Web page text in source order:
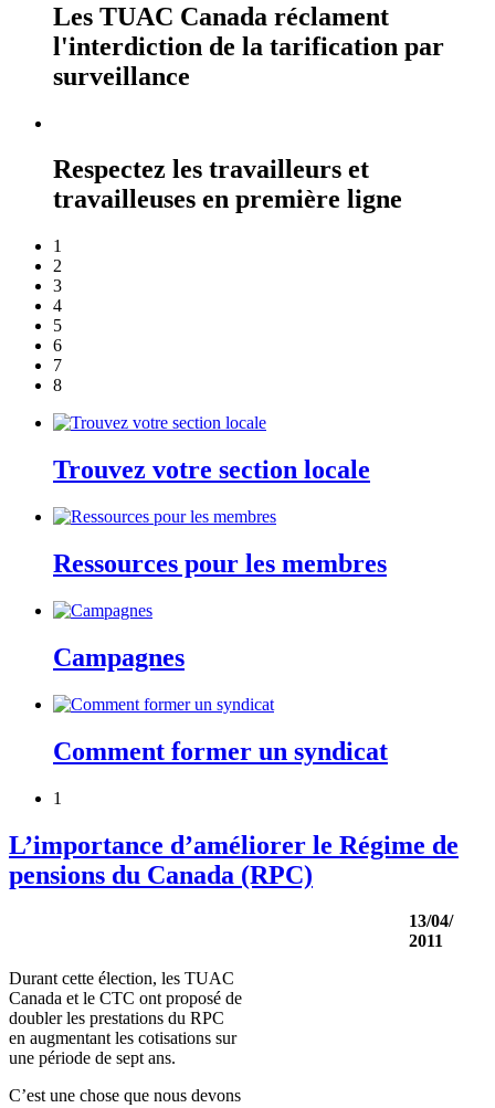
Les TUAC Canada réclament
l'interdiction de la tarification par
surveillance
Respectez les travailleurs et
travailleuses en première ligne
1
2
3
4
5
6
7
8
Trouvez votre section locale
Ressources pour les membres
Campagnes
Comment former un syndicat
1
L’importance d’améliorer le Régime de
pensions du Canada (RPC)
13/04/
2011
Durantcette élection, les TUAC
Canada et le CTC ont proposé de
doubler les prestations du RPC
en augmentantles cotisations sur
une période de sept ans.
C’est une chose que nous devons